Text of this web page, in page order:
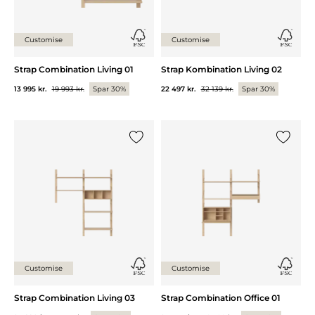
Customise
Strap Combination Living 01
13 995 kr. 19 993 kr. Spar 30%
Customise
Strap Kombination Living 02
22 497 kr. 32 139 kr. Spar 30%
Customise
Strap Combination Living 03
Customise
Strap Combination Office 01